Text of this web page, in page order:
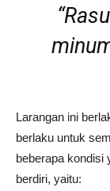
Larangan ini
berlaku untuk
beberapa kondisi
berdiri, yaitu: